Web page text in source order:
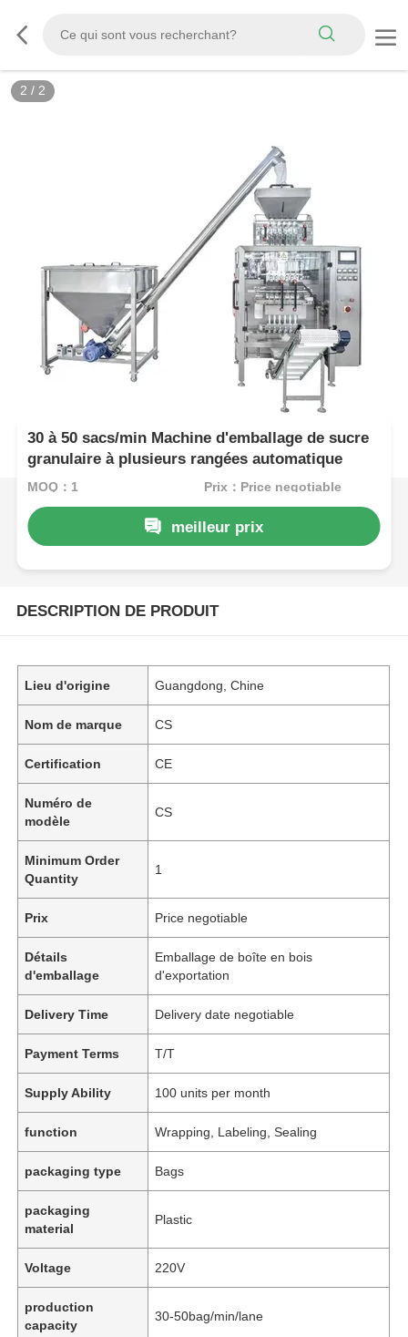
2 / 2
30 à 50 sacs/min Machine d'emballage de sucre
granulaire à plusieurs rangées automatique
MOQ：1 Prix：Price negotiable
meilleur prix
DESCRIPTION DE PRODUIT
Lieu d'origine Guangdong, Chine
Nom de marque CS
Certification CE
Numéro de
modèle
CS
Minimum Order
Quantity
1
Prix Price negotiable
Détails
d'emballage
Emballage de boîte en bois
d'exportation
Delivery Time Delivery date negotiable
Payment Terms T/T
Supply Ability 100 units per month
function Wrapping, Labeling, Sealing
packaging type Bags
packaging
material
Plastic
Voltage 220V
production
capacity
30-50bag/min/lane